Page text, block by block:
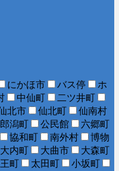
にかほ市 バス停
ホ
中仙町
二ツ井町
北市 仙北町
仙南村
潟町 公民館
六郷町
協和町 南外村
博物
大内町 大曲市
大森町
町 太田町
小坂町